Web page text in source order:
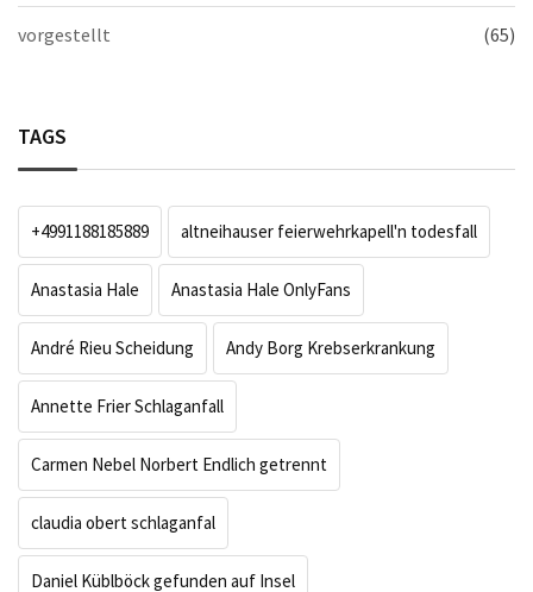
vorgestellt (65)
TAGS
+4991188185889 altneihauser feierwehrkapell'n todesfall
Anastasia Hale Anastasia Hale OnlyFans
André Rieu Scheidung Andy Borg Krebserkrankung
Annette Frier Schlaganfall
Carmen Nebel Norbert Endlich getrennt
claudia obert schlaganfal
Daniel Küblböck gefunden auf Insel